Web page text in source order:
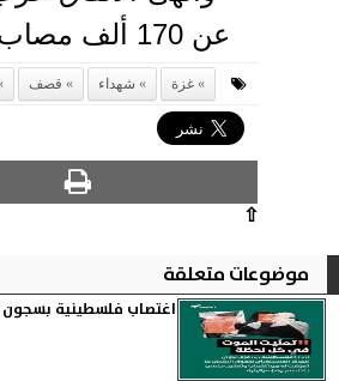
عن 170 ألف مصاب، وألحقت دمارا هائلا طال 90 بالمئة من البنى التحتية المدنية.
غزة شهداء قصف
⇧
موضوعات متعلقة
اغتصاب فلسطينية بسجون